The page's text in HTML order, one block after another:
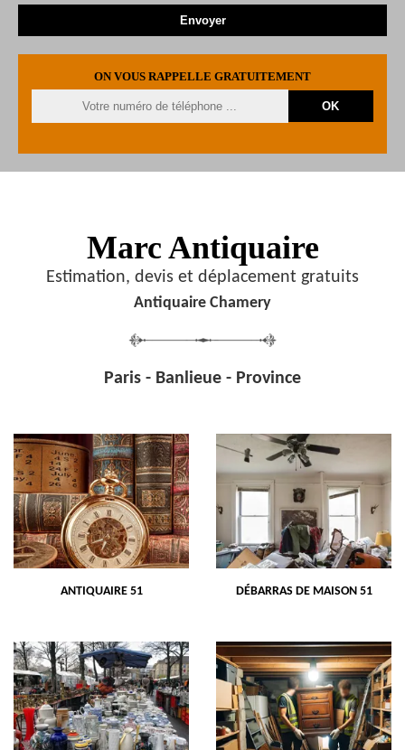
ON VOUS RAPPELLE GRATUITEMENT
Marc Antiquaire
Estimation, devis et déplacement gratuits
Antiquaire Chamery
Paris - Banlieue - Province
ANTIQUAIRE 51 DÉBARRAS DE MAISON 51